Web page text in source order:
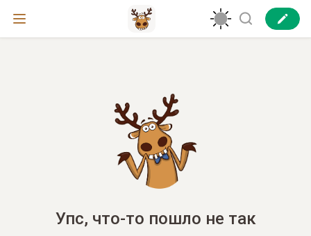
Упс, что-то пошло не так